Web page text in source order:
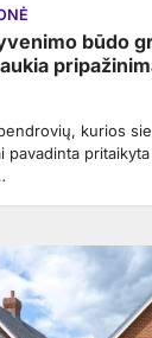
būdo
kurios
pavadinta